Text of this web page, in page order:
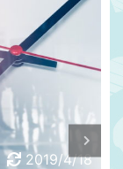
2019/4/18